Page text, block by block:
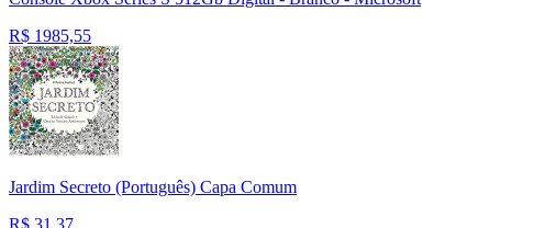
R$ 1985,55
Jardim Secreto (Português) Capa Comum
R$ 31,37